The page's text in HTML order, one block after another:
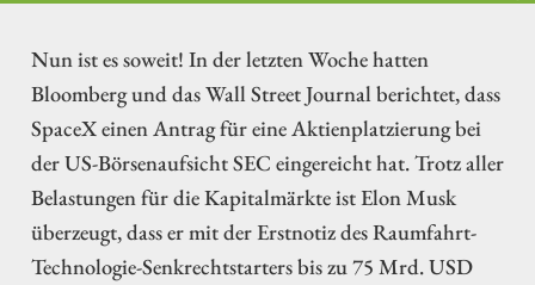
Nun ist es soweit! In der letzten Woche hatten
Bloomberg und das Wall Street Journal berichtet, dass
SpaceX einen Antrag für eine Aktienplatzierung bei
der US-Börsenaufsicht SEC eingereicht hat. Trotz aller
Belastungen für die Kapitalmärkte ist Elon Musk
überzeugt, dass er mit der Erstnotiz des Raumfahrt-
Technologie-Senkrechtstarters bis zu 75 Mrd. USD